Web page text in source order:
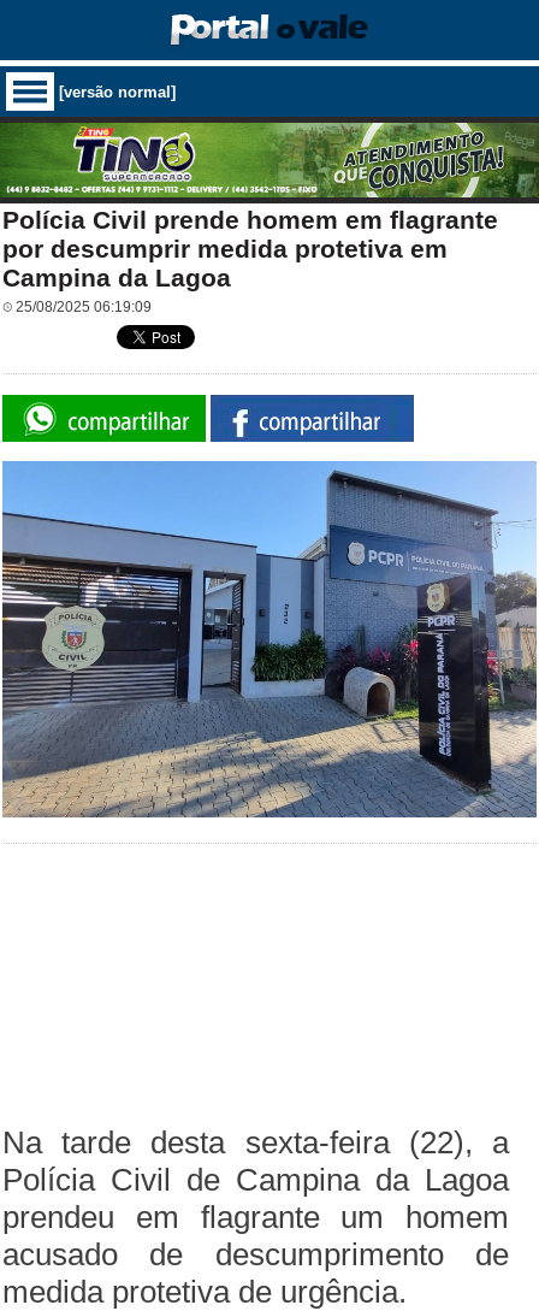
[versão normal]
Polícia Civil prende homem em flagrante
por descumprir medida protetiva em
Campina da Lagoa
25/08/2025 06:19:09
Na tarde desta sexta-feira (22), a
Polícia Civil de Campina da Lagoa
prendeu em flagrante um homem
acusado de descumprimento de
medida protetiva de urgência.